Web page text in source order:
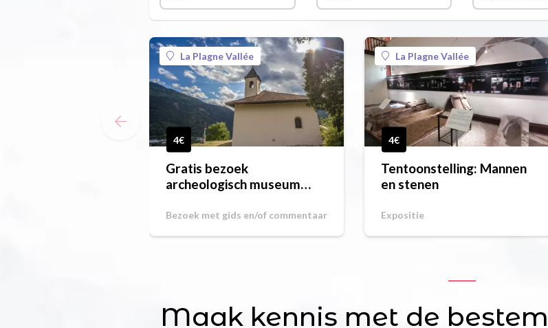
La Plagne Vallée
4€
Gratis bezoek
archeologisch museum
Bezoek met gids en/of commentaar
La Plagne Vallée
4€
Tentoonstelling: Mannen
en stenen
Expositie
Maak kennis met de